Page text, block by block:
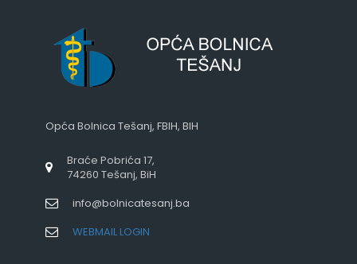
Opća Bolnica Tešanj, FBIH, BIH
Braće Pobrića 17,
74260 Tešanj, BiH
info@bolnicatesanj.ba
WEBMAIL LOGIN